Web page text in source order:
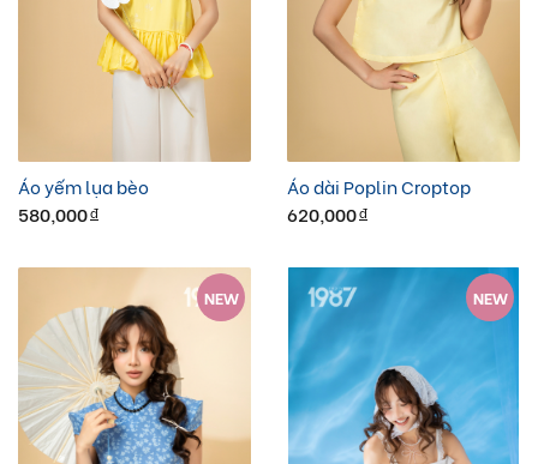
Áo yếm lụa bèo
580,000đ
Áo dài Poplin Croptop
620,000đ
NEW NEW